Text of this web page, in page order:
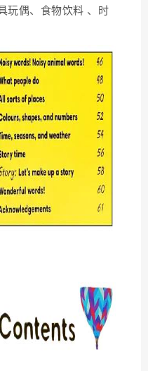
玩偶、食物饮料 、时